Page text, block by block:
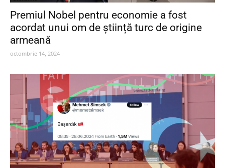
Premiul Nobel pentru economie a fost
acordat unui om de știință turc de origine
armeană
octombrie 14, 2024